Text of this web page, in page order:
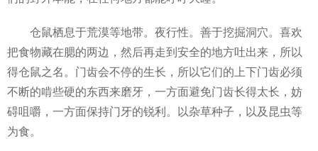
仓鼠栖息于荒漠等地带。夜行性。善于挖掘洞穴。喜欢
把食物藏在腮的两边，然后再走到安全的地方吐出来，所以
得仓鼠之名。门齿会不停的生长，所以它们的上下门齿必须
不断的啃些硬的东西来磨牙，一方面避免门齿长得太长，妨
碍咀嚼，一方面保持门牙的锐利。以杂草种子，以及昆虫等
为食。